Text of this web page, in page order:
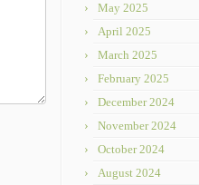
May 2025
April 2025
March 2025
February 2025
December 2024
November 2024
October 2024
August 2024